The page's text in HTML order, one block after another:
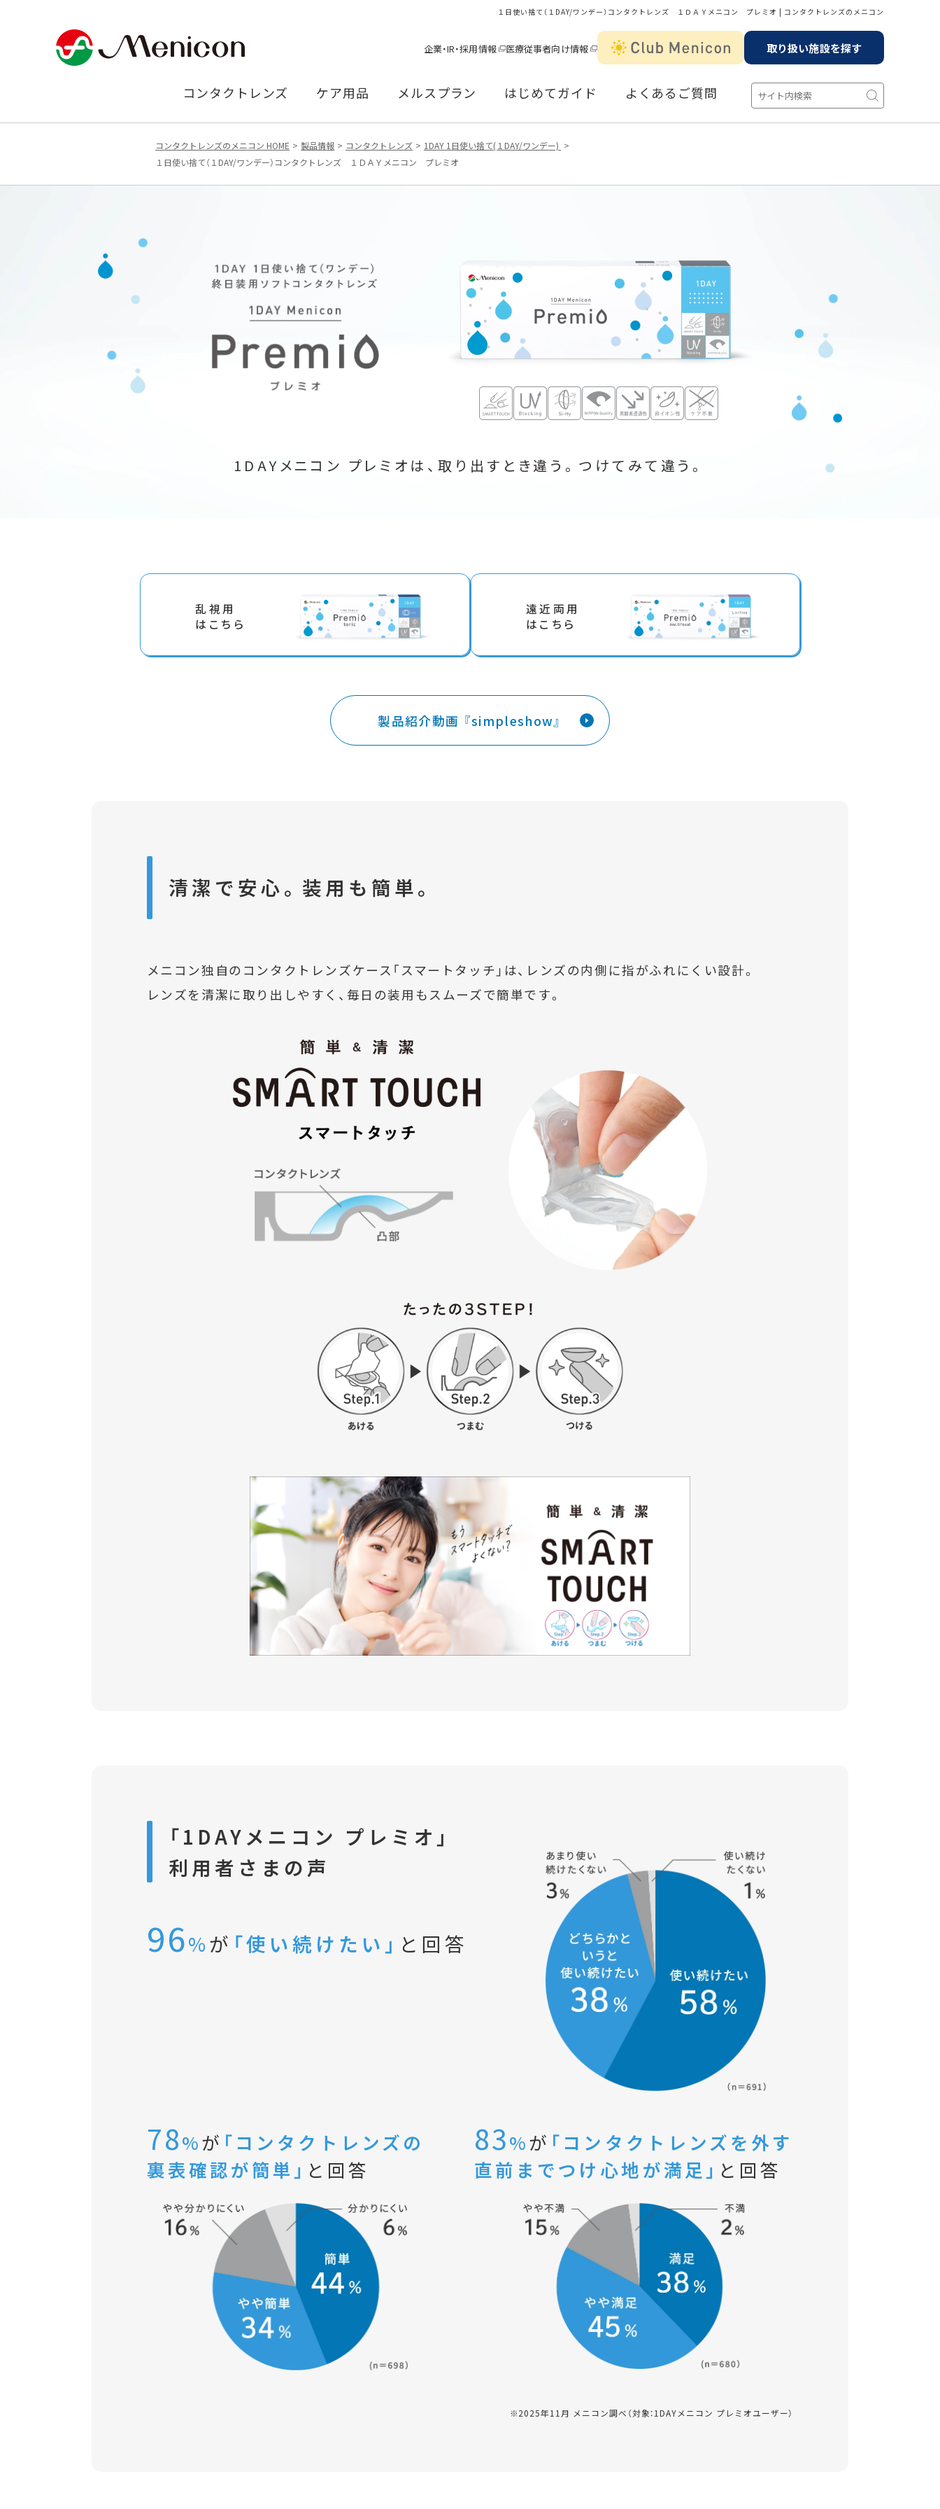
１日使い捨て（１DAY/ワンデー）コンタクトレンズ １ＤＡＹメニコン プレミオ | コンタクトレンズのメニコン
企業・IR・採用情報 医療従事者向け情報 取り扱い施設を探す
コンタクトレンズ ケア用品 メルスプラン はじめてガイド よくあるご質問
コンタクトレンズのメニコン HOME 製品情報 コンタクトレンズ
1DAY 1日使い捨て(１DAY/ワンデー)
１日使い捨て（１DAY/ワンデー）コンタクトレンズ １ＤＡＹメニコン プレミオ
1DAYメニコン プレミオは、取り出すとき違う。つけてみて違う。
乱視用
はこちら
遠近両用
はこちら
製品紹介動画 『simpleshow』
清潔で安心。装用も簡単。
メニコン独自のコンタクトレンズケース「スマートタッチ」は、レンズの内側に指がふれにくい設計。
レンズを清潔に取り出しやすく、毎日の装用もスムーズで簡単です。
「1DAYメニコン プレミオ」
利用者さまの声
96%が 「使い続けたい」 と回答
78%が 「コンタクトレンズの
裏表確認が簡単」 と回答
83%が 「コンタクトレンズを外す
直前までつけ心地が満足」 と回答
※2025年11月 メニコン調べ（対象：1DAYメニコン プレミオユーザー）